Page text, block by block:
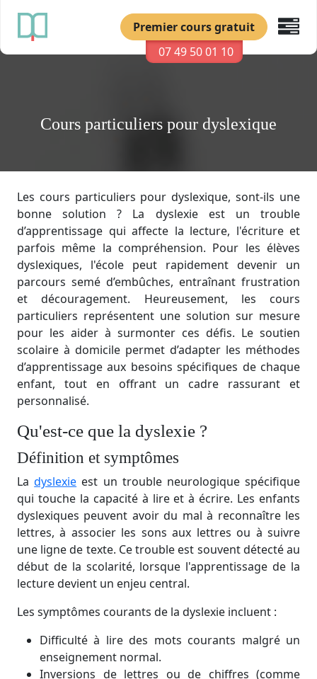
07 49 50 01 10
Premier cours gratuit
Cours particuliers pour dyslexique
Les cours particuliers pour dyslexique, sont-ils une
bonne solution ? La dyslexie est un trouble
d’apprentissage qui affecte la lecture, l'écriture et
parfois même la compréhension. Pour les élèves
dyslexiques, l'école peut rapidement devenir un
parcours semé d’embûches, entraînant frustration
et découragement. Heureusement, les cours
particuliers représentent une solution sur mesure
pour les aider à surmonter ces défis. Le soutien
scolaire à domicile permet d’adapter les méthodes
d’apprentissage aux besoins spécifiques de chaque
enfant, tout en offrant un cadre rassurant et
personnalisé.
Qu'est-ce que la dyslexie ?
Définition et symptômes
Ladyslexie est un trouble neurologique spécifique
qui touche la capacité à lire et à écrire. Les enfants
dyslexiques peuvent avoir du mal à reconnaître les
lettres, à associer les sons aux lettres ou à suivre
une ligne de texte. Ce trouble est souvent détecté au
début de la scolarité, lorsque l'apprentissage de la
lecture devient un enjeu central.
Les symptômes courants de la dyslexie incluent :
Difficulté à lire des mots courants malgré un
enseignement normal.
Inversions de lettres ou de chiffres (comme